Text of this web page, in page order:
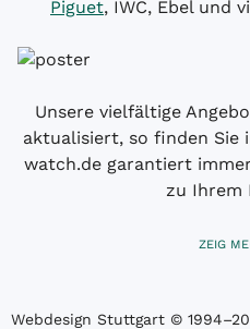
Piguet, IWC, Ebel und
Unsere vielfältige
aktualisiert, so finden Sie
watch.de garantiert
zu Ihrem
ZEIG
Webdesign Stuttgart ©